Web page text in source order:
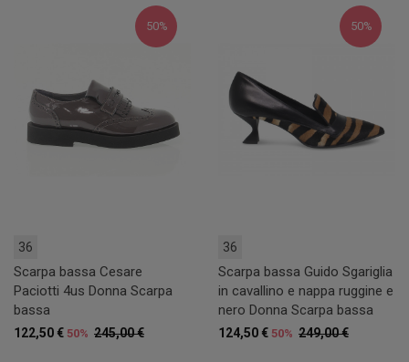
50%
36
Scarpa bassa Cesare
Paciotti 4us Donna Scarpa
bassa
245,00 €
122,50 € 50%
50%
36
Scarpa bassa Guido Sgariglia
in cavallino e nappa ruggine e
nero Donna Scarpa bassa
249,00 €
124,50 € 50%